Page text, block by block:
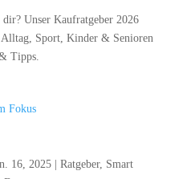
dir? Unser Kauf­rat­ge­ber 2026
Sport, Kin­der & Senio­ren
Tipps.
16, 2025| Ratgeber, Smart